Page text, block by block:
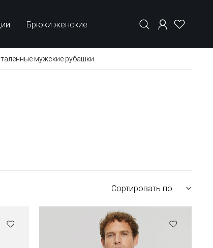
Брюки женские
мужские рубашки
Сортировать по